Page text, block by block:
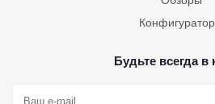
Будьте всегда в